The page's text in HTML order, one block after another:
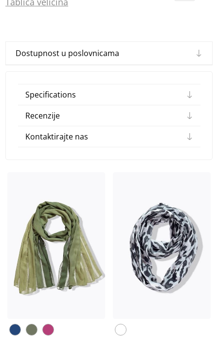
Dostupnost u poslovnicama
Specifications
Recenzije
Kontaktirajte nas